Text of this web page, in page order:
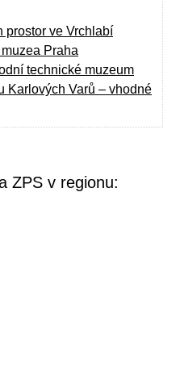
prostor ve Vrchlabí
Praha
technické muzeum
Karlových Varů – vhodné
ZPS v regionu: